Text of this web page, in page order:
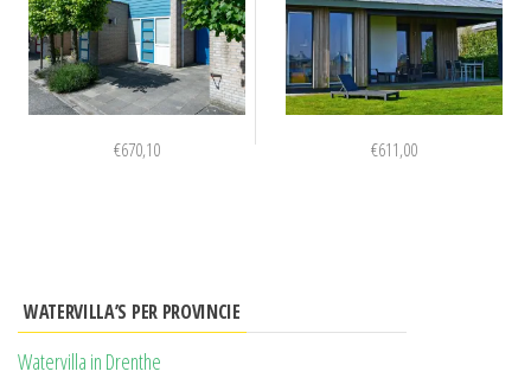
€670,10 €611,00
WATERVILLA’S PER PROVINCIE
Watervilla in Drenthe